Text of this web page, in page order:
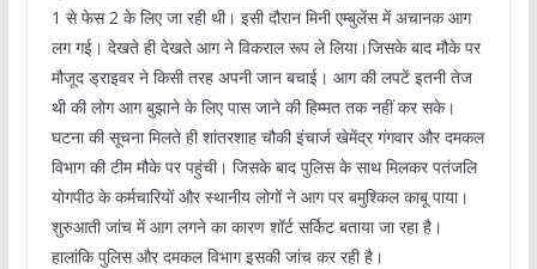
1 से फेस 2 के लिए जा रही थी। इसी दौरान मिनी एम्बुलेंस में अचानक आग
लग गई। देखते ही देखते आग ने विकराल रूप ले लिया।जिसके बाद मौके पर
मौजूद ड्राइवर ने किसी तरह अपनी जान बचाई। आग की लपटें इतनी तेज
थी की लोग आग बुझाने के लिए पास जाने की हिम्मत तक नहीं कर सके।
घटना की सूचना मिलते ही शांतरशाह चौकी इंचार्ज खेमेंद्र गंगवार और दमकल
विभाग की टीम मौके पर पहुंची। जिसके बाद पुलिस के साथ मिलकर पतंजलि
योगपीठ के कर्मचारियों और स्थानीय लोगों ने आग पर बमुश्किल काबू पाया।
शुरुआती जांच में आग लगने का कारण शॉर्ट सर्किट बताया जा रहा है।
हालांकि पुलिस और दमकल विभाग इसकी जांच कर रही है।